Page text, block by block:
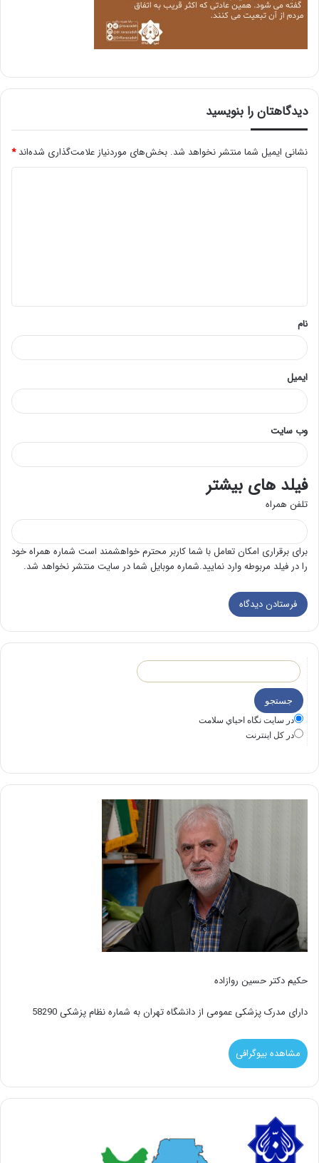
دیدگاهتان را بنویسید
نشانی ایمیل شما منتشر نخواهد شد. بخش‌های موردنیاز علامت‌گذاری شده‌اند*
*
نام
ایمیل
وب‌ سایت
فیلد های بیشتر
تلفن همراه
برای برقراری امکان تعامل با شما کاربر محترم خواهشمند است شماره همراه خود
را در فیلد مربوطه وارد نمایید.شماره موبایل شما در سایت منتشر نخواهد شد.
در سايت نگاه احياي سلامت
در كل اينترنت
حکیم دکتر حسین روازاده
دارای مدرک پزشکی عمومی از دانشگاه تهران به شماره نظام پزشکی 58290
مشاهده بیوگرافی